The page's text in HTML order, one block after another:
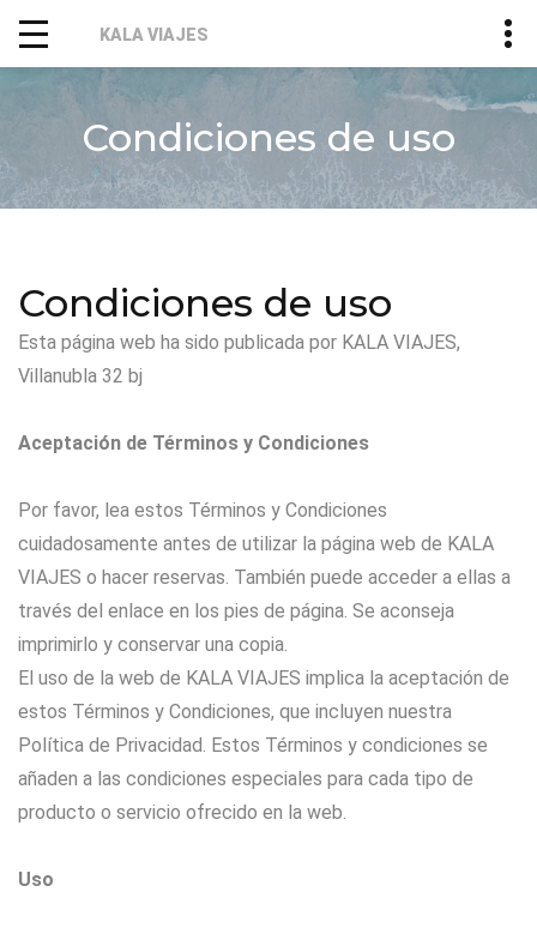
KALA VIAJES
Condiciones de uso
Condiciones de uso
Esta página web ha sido publicada por KALA VIAJES,
Villanubla 32 bj
Aceptación de Términos y Condiciones
Por favor, lea estos Términos y Condiciones
cuidadosamente antes de utilizar la página web de KALA
VIAJES o hacer reservas. También puede acceder a ellas a
través del enlace en los pies de página. Se aconseja
imprimirlo y conservar una copia.
El uso de la web de KALA VIAJES implica la aceptación de
estos Términos y Condiciones, que incluyen nuestra
Política de Privacidad. Estos Términos y condiciones se
añaden a las condiciones especiales para cada tipo de
producto o servicio ofrecido en la web.
Uso